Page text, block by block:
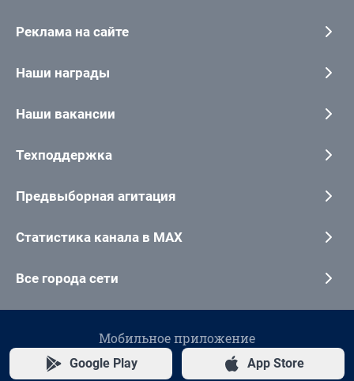
Реклама на сайте
Наши награды
Наши вакансии
Техподдержка
Предвыборная агитация
Статистика канала в MAX
Все города сети
Мобильное приложение
Google Play App Store